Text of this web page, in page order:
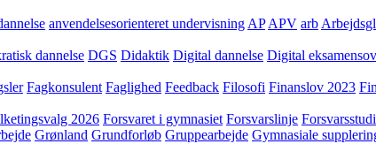
anvendelsesorienteret undervisning AP APV arb
dannelse DGS Didaktik Digital dannelse Digital
Fagkonsulent Faglighed Feedback Filosofi Finanslov 2023
2026 Forsvaret i gymnasiet Forsvarslinje
Grønland Grundforløb Gruppearbejde Gymnasiale